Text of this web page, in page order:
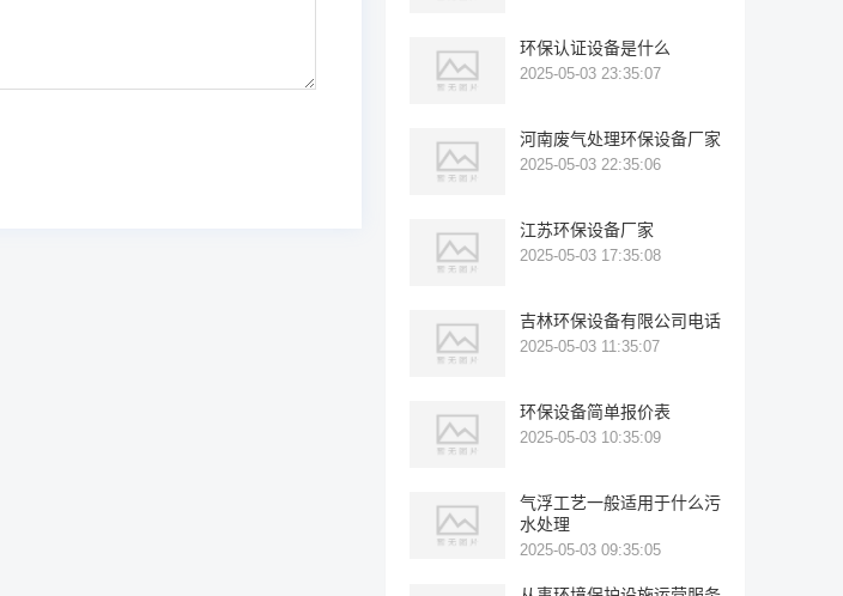
环保认证设备是什么
2025-05-03 23:35:07
河南废气处理环保设备厂家
2025-05-03 22:35:06
江苏环保设备厂家
2025-05-03 17:35:08
吉林环保设备有限公司电话
2025-05-03 11:35:07
环保设备简单报价表
2025-05-03 10:35:09
气浮工艺一般适用于什么污
水处理
2025-05-03 09:35:05